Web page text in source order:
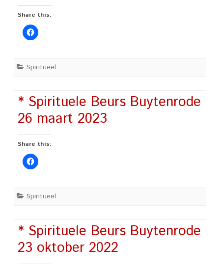
Share this:
Spiritueel
* Spirituele Beurs Buytenrode
26 maart 2023
Share this:
Spiritueel
* Spirituele Beurs Buytenrode
23 oktober 2022